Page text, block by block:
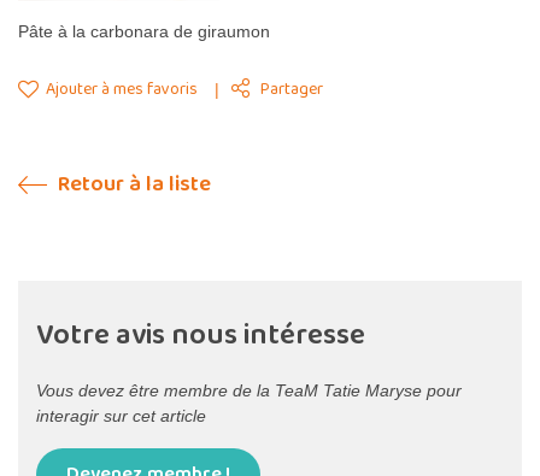
Pâte à la carbonara de giraumon
Ajouter à mes favoris Partager
Retour à la liste
Votre avis nous intéresse
Vous devez être membre de la TeaM Tatie Maryse pour
interagir sur cet article